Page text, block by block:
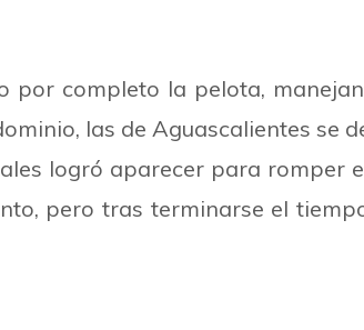
por completo la pelota,
las de Aguascalientes se
logró aparecer para romper
pero tras terminarse el